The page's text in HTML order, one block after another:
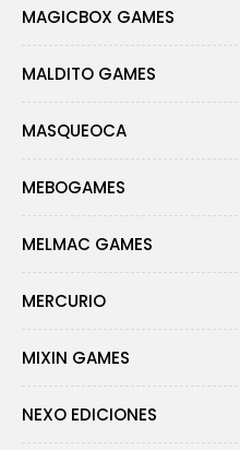
MAGICBOX GAMES
MALDITO GAMES
MASQUEOCA
MEBOGAMES
MELMAC GAMES
MERCURIO
MIXIN GAMES
NEXO EDICIONES